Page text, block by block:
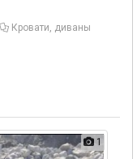
Кровати, диваны
1